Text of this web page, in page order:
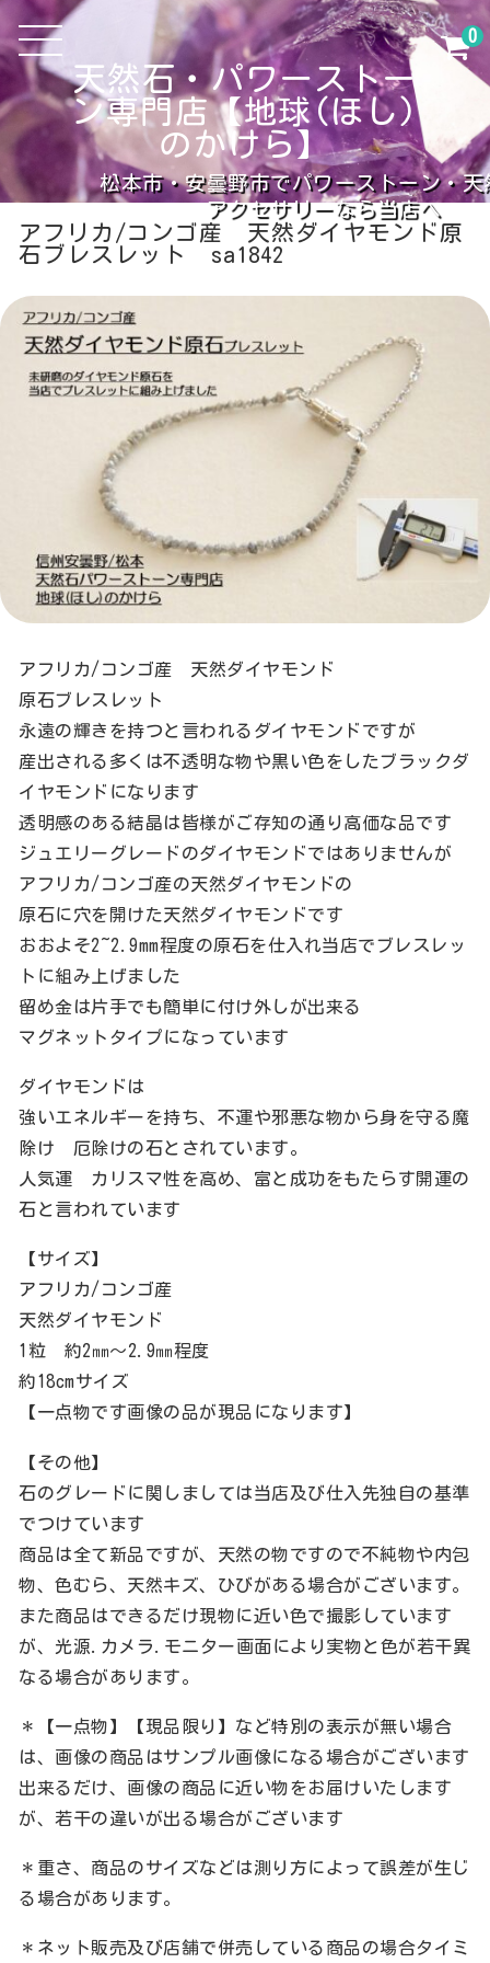
天然石・パワーストー
ン専門店【地球(ほし)
のかけら】
松本市・安曇野市でパワーストーン・天
アクセサリーなら当店へ
0
アフリカ/コンゴ産 天然ダイヤモンド原
石ブレスレット sa1842
アフリカ/コンゴ産 天然ダイヤモンド
原石ブレスレット
永遠の輝きを持つと言われるダイヤモンドですが
産出される多くは不透明な物や黒い色をしたブラックダ
イヤモンドになります
透明感のある結晶は皆様がご存知の通り高価な品です
ジュエリーグレードのダイヤモンドではありませんが
アフリカ/コンゴ産の天然ダイヤモンドの
原石に穴を開けた天然ダイヤモンドです
おおよそ2~2.9mm程度の原石を仕入れ当店でブレスレッ
トに組み上げました
留め金は片手でも簡単に付け外しが出来る
マグネットタイプになっています
ダイヤモンドは
強いエネルギーを持ち、不運や邪悪な物から身を守る魔
除け 厄除けの石とされています。
人気運 カリスマ性を高め、富と成功をもたらす開運の
石と言われています
【サイズ】
アフリカ/コンゴ産
天然ダイヤモンド
1粒 約2㎜～2.9㎜程度
約18cmサイズ
【一点物です画像の品が現品になります】
【その他】
石のグレードに関しましては当店及び仕入先独自の基準
でつけています
商品は全て新品ですが、天然の物ですので不純物や内包
物、色むら、天然キズ、ひびがある場合がございます。
また商品はできるだけ現物に近い色で撮影しています
が、光源.カメラ.モニター画面により実物と色が若干異
なる場合があります。
＊【一点物】【現品限り】など特別の表示が無い場合
は、画像の商品はサンプル画像になる場合がございます
出来るだけ、画像の商品に近い物をお届けいたします
が、若干の違いが出る場合がございます
＊重さ、商品のサイズなどは測り方によって誤差が生じ
る場合があります。
＊ネット販売及び店舗で併売している商品の場合タイミ